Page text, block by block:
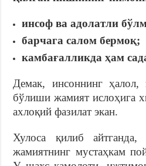
инсоф ва адолатли
барчага салом бермоқ;
камбағалликда ҳам
Демак, инсоннинг
бўлиши жамият ислоҳига
ахлоқий фазилат экан.
Хулоса қилиб айтганда,
жамиятнинг мустаҳкам